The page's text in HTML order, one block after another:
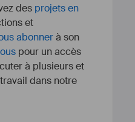
des projets en
et
abonnerà son
pour un accès
à plusieurs et
dans notre